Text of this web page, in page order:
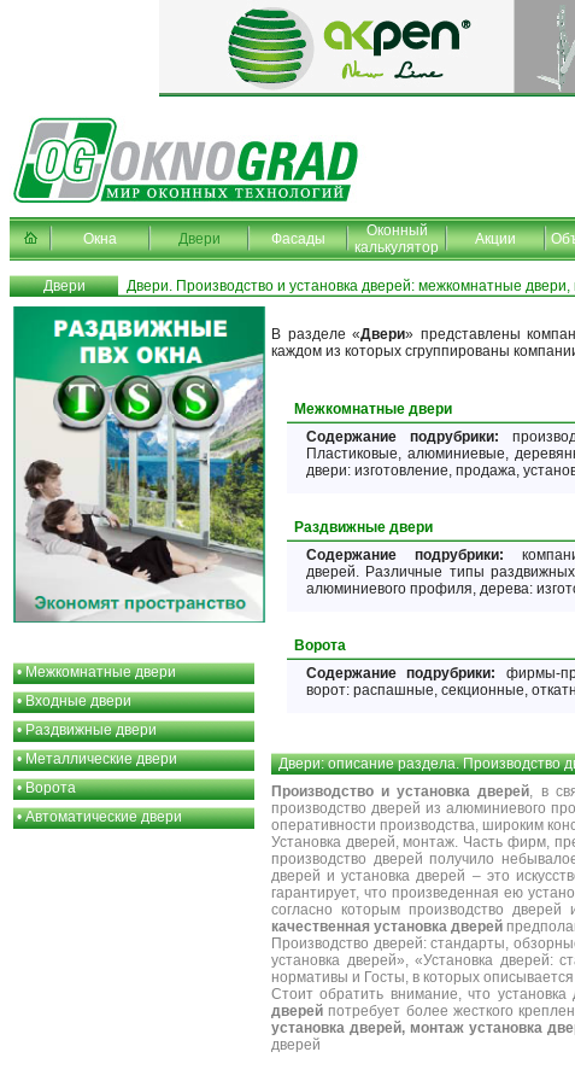
Окна Двери Фасады
Оконный
калькулятор
Акции
Двери Двери. Производство и установка дверей: межкомнатные
•Межкомнатные двери
•Входные двери
•Раздвижные двери
•Металлические двери
•Ворота
•Автоматические двери
В разделе «Двери» представлены
каждом из которых сгруппированы
Межкомнатные двери
Содержание подрубрики:
Пластиковые, алюминиевые,
двери: изготовление, продажа,
Раздвижные двери
Содержание подрубрики:
дверей. Различные типы
алюминиевого профиля, дерева:
Ворота
Содержание подрубрики: фирмы-
ворот: распашные, секционные,
Двери: описание раздела.Производство
Производство и установка дверей, в
производство дверей из алюминиевого
оперативности производства, широким
Установка дверей, монтаж. Часть фирм,
производство дверей получило
дверей и установка дверей – это
гарантирует, что произведенная ею
согласно которым производство
качественная установка дверей
Производство дверей: стандарты,
установка дверей», «Установка дверей:
нормативы и Госты, в которых
Стоит обратить внимание, что
дверей потребует более жесткого
установка дверей, монтаж установка
дверей